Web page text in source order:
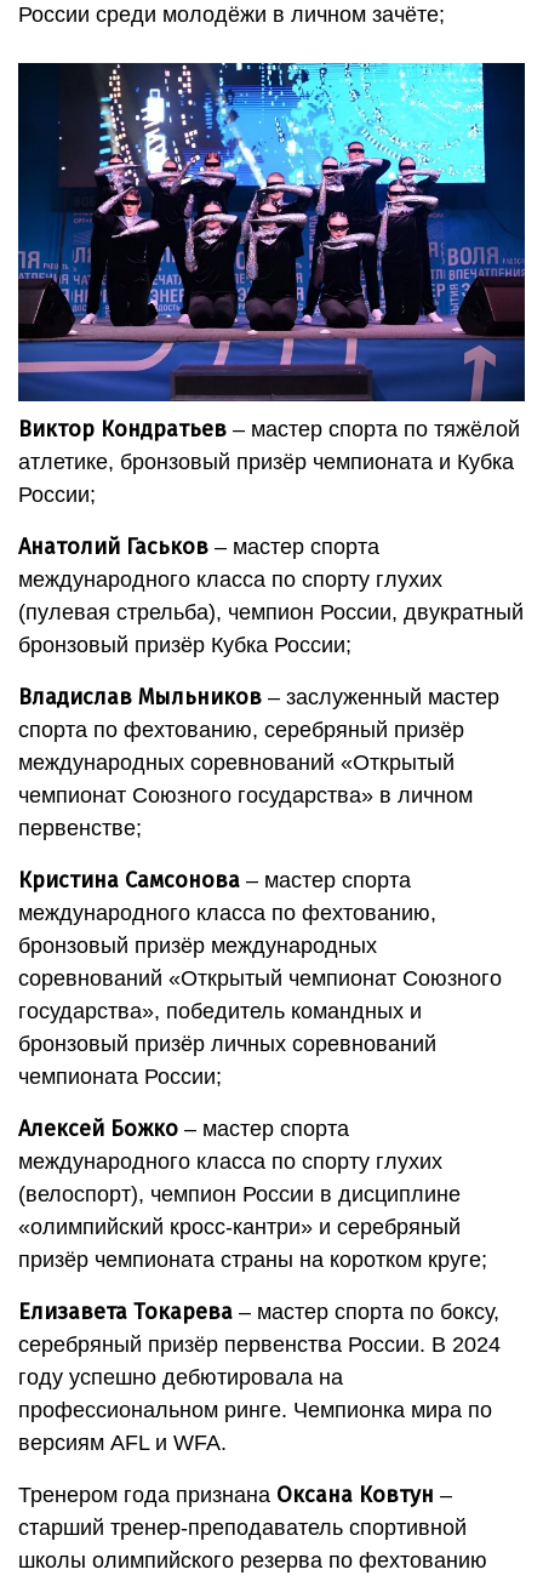
России среди молодёжи в личном зачёте;
Виктор Кондратьев – мастер спорта по тяжёлой
атлетике, бронзовый призёр чемпионата и Кубка
России;
Анатолий Гаськов – мастер спорта
международного класса по спорту глухих
(пулевая стрельба), чемпион России, двукратный
бронзовый призёр Кубка России;
Владислав Мыльников – заслуженный мастер
спорта по фехтованию, серебряный призёр
международных соревнований «Открытый
чемпионат Союзного государства» в личном
первенстве;
Кристина Самсонова – мастер спорта
международного класса по фехтованию,
бронзовый призёр международных
соревнований «Открытый чемпионат Союзного
государства», победитель командных и
бронзовый призёр личных соревнований
чемпионата России;
Алексей Божко – мастер спорта
международного класса по спорту глухих
(велоспорт), чемпион России в дисциплине
«олимпийский кросс-кантри» и серебряный
призёр чемпионата страны на коротком круге;
Елизавета Токарева – мастер спорта по боксу,
серебряный призёр первенства России. В 2024
году успешно дебютировала на
профессиональном ринге. Чемпионка мира по
версиям AFL и WFA.
Тренером года признана Оксана Ковтун –
старший тренер-преподаватель спортивной
школы олимпийского резерва по фехтованию